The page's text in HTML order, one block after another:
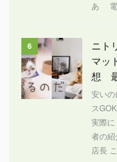
あ 電
6
ニト
マッ
想
安い
ス
実際
者の
店長